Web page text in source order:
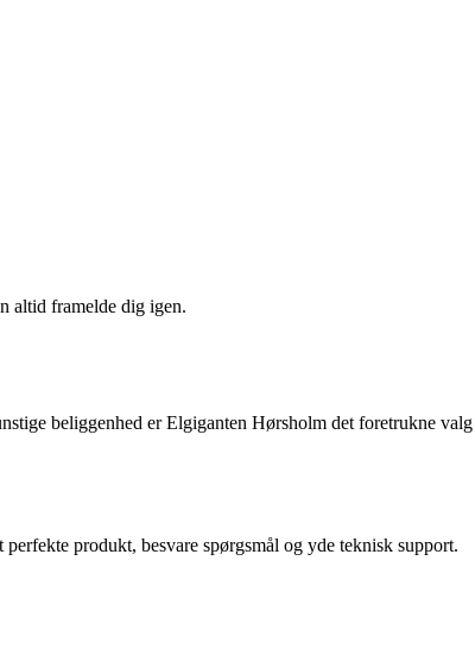
altid framelde dig igen.
beliggenhed er Elgiganten Hørsholm det foretrukne valg
produkt, besvare spørgsmål og yde teknisk support.